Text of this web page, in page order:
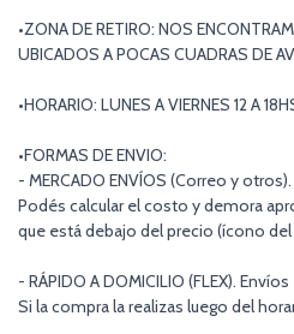
•ZONA DE RETIRO: NOS
UBICADOS A POCAS CUADRAS DE
•HORARIO: LUNES A VIERNES 12 A
•FORMAS DE ENVIO:
- MERCADO ENVÍOS (Correo y
Podés calcular el costo y demora
que está debajo del precio (ícono
- RÁPIDO A DOMICILIO (FLEX).
Si la compra la realizas luego del